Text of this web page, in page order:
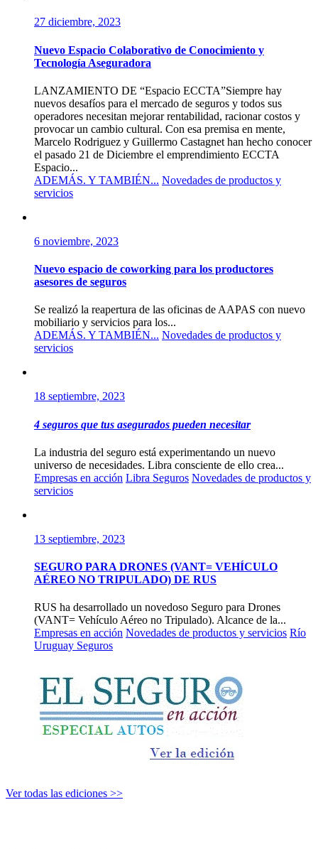
27 diciembre, 2023
Nuevo Espacio Colaborativo de Conocimiento y
Tecnología Aseguradora
LANZAMIENTO DE “Espacio ECCTA”Siempre hay
nuevos desafíos para el mercado de seguros y todos sus
operadores necesitan mejorar rentabilidad, racionar costos y
provocar un cambio cultural. Con esa premisa en mente,
Marcelo Rodriguez y Guillermo Castagnet han hecho conocer
el pasado 21 de Diciembre el emprendimiento ECCTA
Espacio...
ADEMÁS. Y TAMBIÉN... Novedades de productos y
servicios
6 noviembre, 2023
Nuevo espacio de coworking para los productores
asesores de seguros
Se realizó la reapertura de las oficinas de AAPAS con nuevo
mobiliario y servicios para los...
ADEMÁS. Y TAMBIÉN... Novedades de productos y
servicios
18 septiembre, 2023
4 seguros que tus asegurados pueden necesitar
La industria del seguro está experimentando un nuevo
universo de necesidades. Libra consciente de ello crea...
Empresas en acción Libra Seguros Novedades de productos y
servicios
13 septiembre, 2023
SEGURO PARA DRONES (VANT= VEHÍCULO
AÉREO NO TRIPULADO) DE RUS
RUS ha desarrollado un novedoso Seguro para Drones
(VANT= Vehículo Aéreo no Tripulado). Alcance de la...
Empresas en acción Novedades de productos y servicios Río
Uruguay Seguros
Ver todas las ediciones >>